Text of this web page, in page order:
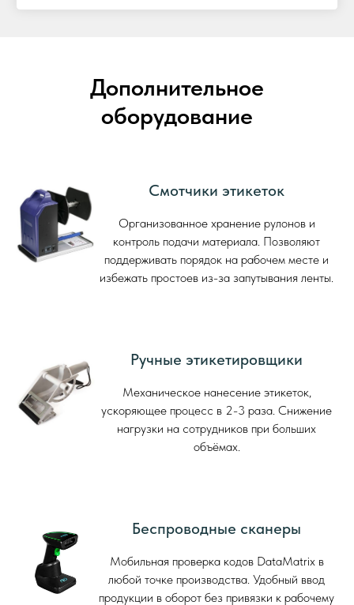
Дополнительное
оборудование
Смотчики этикеток
Организованное хранение рулонов и
контроль подачи материала. Позволяют
поддерживать порядок на рабочем месте и
избежать простоев из-за запутывания ленты.
Ручные этикетировщики
Механическое нанесение этикеток,
ускоряющее процесс в 2-3 раза. Снижение
нагрузки на сотрудников при больших
объёмах.
Беспроводные сканеры
Мобильная проверка кодов DataMatrix в
любой точке производства. Удобный ввод
продукции в оборот без привязки к рабочему